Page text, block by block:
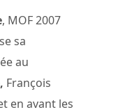
, MOF 2007
sa
au
François
en avant les